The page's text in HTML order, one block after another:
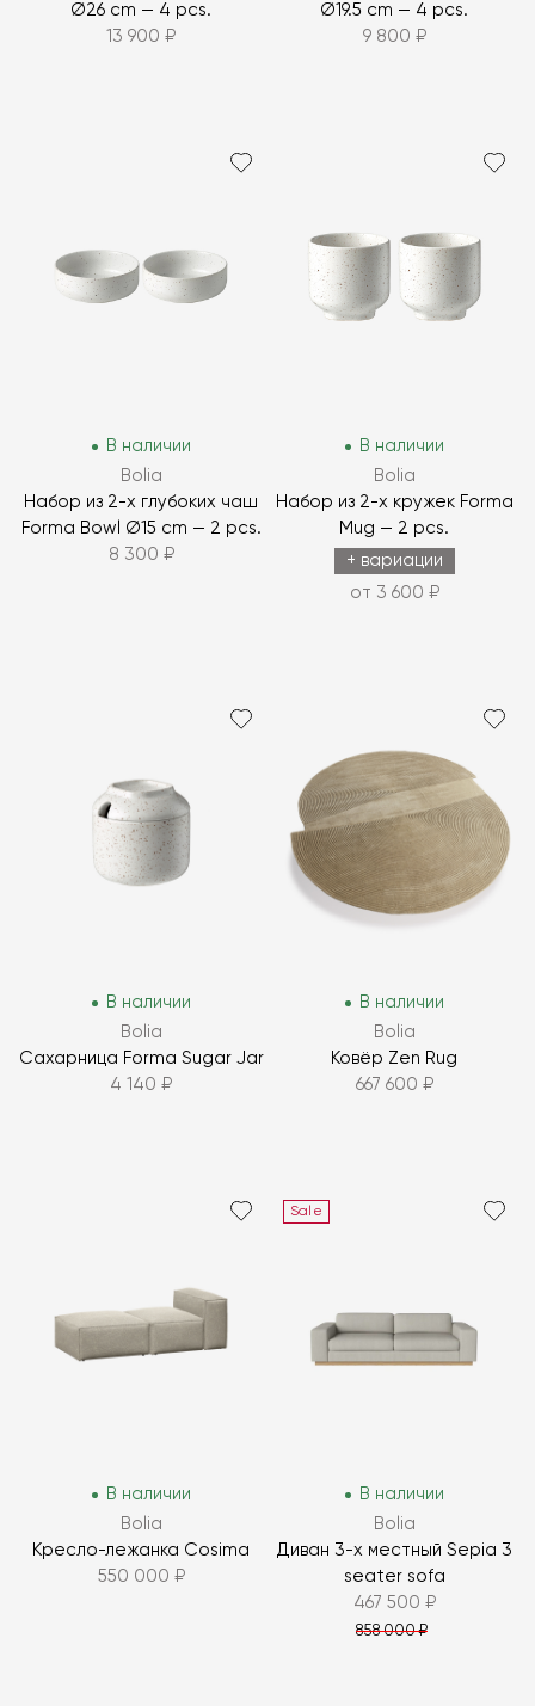
Ø26 cm — 4 pcs.
13 900 ₽
Ø19.5 cm — 4 pcs.
9 800 ₽
В наличии
Bolia
Набор из 2-х глубоких чаш
Forma Bowl Ø15 cm — 2 pcs.
8 300 ₽
В наличии
Bolia
Набор из 2-х кружек Forma
Mug — 2 pcs.
+ вариации
от 3 600 ₽
В наличии
Bolia
Сахарница Forma Sugar Jar
4 140 ₽
В наличии
Bolia
Ковёр Zen Rug
667 600 ₽
В наличии
Bolia
Кресло-лежанка Cosima
550 000 ₽
Sale
В наличии
Bolia
Диван 3-х местный Sepia 3
seater sofa
467 500 ₽
858 000 ₽